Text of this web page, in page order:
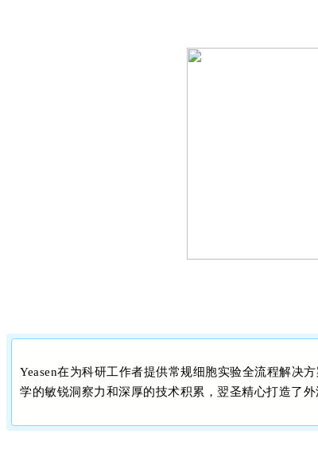
Yeasen在为科研工作者提供常规细胞实验全流程解决
学的敏锐洞察力和深厚的技术积累，翌圣精心打造了外